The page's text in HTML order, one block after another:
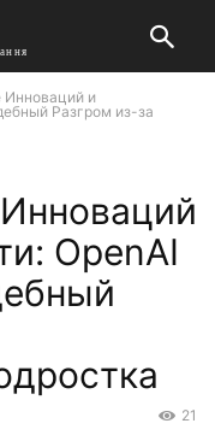
Инноваций и
Разгром из-за
OpenAI
21